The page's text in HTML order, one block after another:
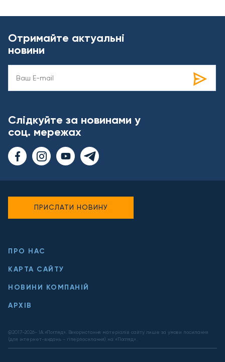
Отримайте актуальні
новини
Слідкуйте за новинами у
соц. мережах
ПРО НАС
КАРТА САЙТУ
НОВИНИ КОМПАНІЙ
АРХІВ
@2017-2026- ІА «Погляд». Використання матеріалів сайту лише за умови посилання
(для інтернет-видань - гіперпосилання) на «Погляд».
ПРИСЛАТИ НОВИНУ